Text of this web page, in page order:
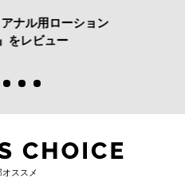
ナル用ローション
をレビュー
ススメ